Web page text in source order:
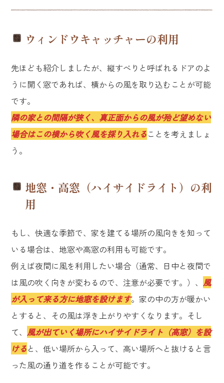
ウィンドウキャッチャーの利用
先ほども紹介しましたが、縦すべりと呼ばれるドアのよ
うに開く窓であれば、横からの風を取り込むことが可能
です。
隣の家との間隔が狭く、真正面からの風が殆ど望めない
場合はこの横から吹く風を採り入れることを考えましょ
う。
地窓・高窓（ハイサイドライト）の利
用
もし、快適な季節で、家を建てる場所の風向きを知って
いる場合は、地窓や高窓の利用も可能です。
例えば夜間に風を利用したい場合（通常、日中と夜間で
は風の吹く向きが変わるので、注意が必要です。）、風
が入って来る方に地窓を設けます。家の中の方が暖かい
とすると、その風は浮き上がりやすくなります。そし
て、風が出ていく場所にハイサイドライト（高窓）を設
けると、低い場所から入って、高い場所へと抜けると言
った風の通り道を作ることが可能です。